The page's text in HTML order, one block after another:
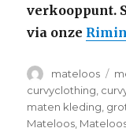
verkooppunt.
via onze
Auteur
mateloos
curvyclothing
maten kleding
Mateloos